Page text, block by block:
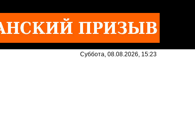
Суббота, 08.08.2026, 15:23